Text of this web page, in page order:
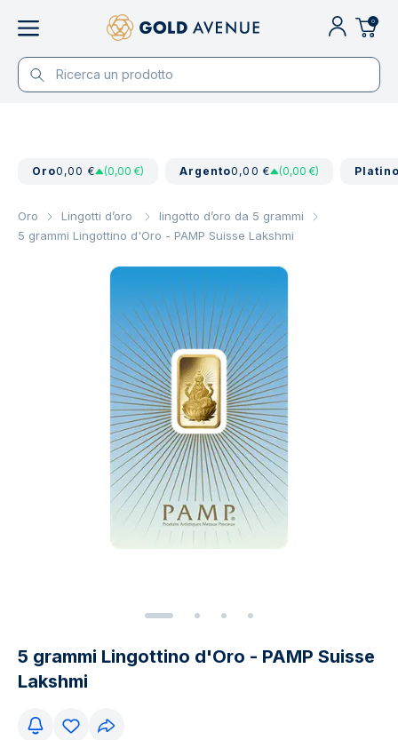
0
Oro0,00 € (0,00 €) Argento0,00 € (0,00 €)
Oro Lingotti d’oro
lingotto d’oro da 5 grammi
5 grammi Lingottino d'Oro - PAMP Suisse Lakshmi
5 grammi Lingottino d'Oro - PAMP Suisse
Lakshmi